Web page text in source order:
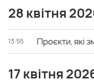
28 квітня
13:55 Проєкти, які
17 квітня